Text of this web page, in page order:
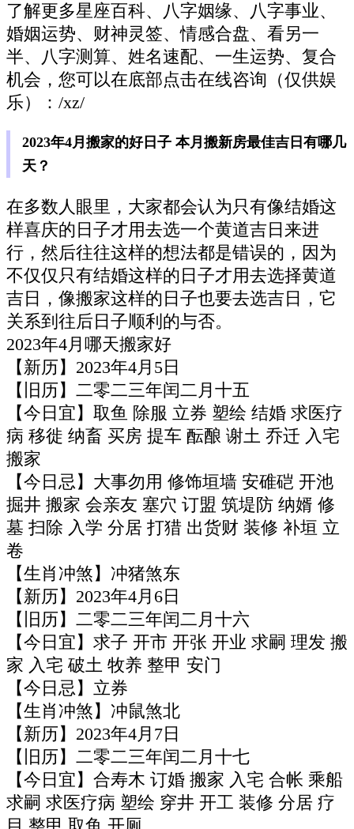
了解更多星座百科、八字姻缘、八字事业、
婚姻运势、财神灵签、情感合盘、看另一
半、八字测算、姓名速配、一生运势、复合
机会，您可以在底部点击在线咨询（仅供娱
乐）：/xz/
2023年4月搬家的好日子 本月搬新房最佳吉日有哪几
天？
在多数人眼里，大家都会认为只有像结婚这
样喜庆的日子才用去选一个黄道吉日来进
行，然后往往这样的想法都是错误的，因为
不仅仅只有结婚这样的日子才用去选择黄道
吉日，像搬家这样的日子也要去选吉日，它
关系到往后日子顺利的与否。
2023年4月哪天搬家好
【新历】2023年4月5日
【旧历】二零二三年闰二月十五
【今日宜】取鱼 除服 立券 塑绘 结婚 求医疗
病 移徙 纳畜 买房 提车 酝酿 谢土 乔迁 入宅
搬家
【今日忌】大事勿用 修饰垣墙 安碓硙 开池
掘井 搬家 会亲友 塞穴 订盟 筑堤防 纳婿 修
墓 扫除 入学 分居 打猎 出货财 装修 补垣 立
卷
【生肖冲煞】冲猪煞东
【新历】2023年4月6日
【旧历】二零二三年闰二月十六
【今日宜】求子 开市 开张 开业 求嗣 理发 搬
家 入宅 破土 牧养 整甲 安门
【今日忌】立券
【生肖冲煞】冲鼠煞北
【新历】2023年4月7日
【旧历】二零二三年闰二月十七
【今日宜】合寿木 订婚 搬家 入宅 合帐 乘船
求嗣 求医疗病 塑绘 穿井 开工 装修 分居 疗